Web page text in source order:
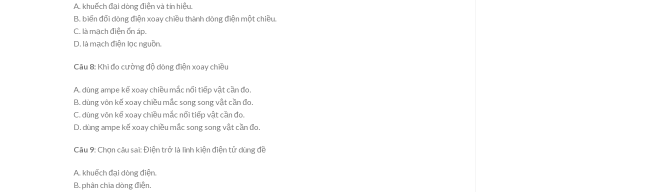
A. khuếch đại dòng điện và tín hiệu.
B. biến đổi dòng điện xoay chiều thành dòng điện một chiều.
C. là mạch điện ổn áp.
D. là mạch điện lọc nguồn.
Câu 8: Khi đo cường độ dòng điện xoay chiều
A. dùng ampe kế xoay chiều mắc nối tiếp vật cần đo.
B. dùng vôn kế xoay chiều mắc song song vật cần đo.
C. dùng vôn kế xoay chiều mắc nối tiếp vật cần đo.
D. dùng ampe kế xoay chiều mắc song song vật cần đo.
Câu 9: Chọn câu sai: Điện trở là linh kiện điện tử dùng đề
A. khuếch đại dòng điện.
B. phân chia dòng điện.